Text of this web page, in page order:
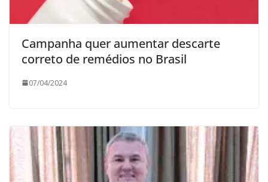
Campanha quer aumentar descarte
correto de remédios no Brasil
07/04/2024